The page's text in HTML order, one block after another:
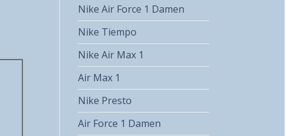
Nike Air Force 1 Damen
Nike Tiempo
Nike Air Max 1
Air Max 1
Nike Presto
Air Force 1 Damen